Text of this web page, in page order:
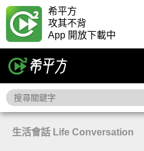
希平方
攻其不背
App 開放下載中
生活會話 Life Conversation